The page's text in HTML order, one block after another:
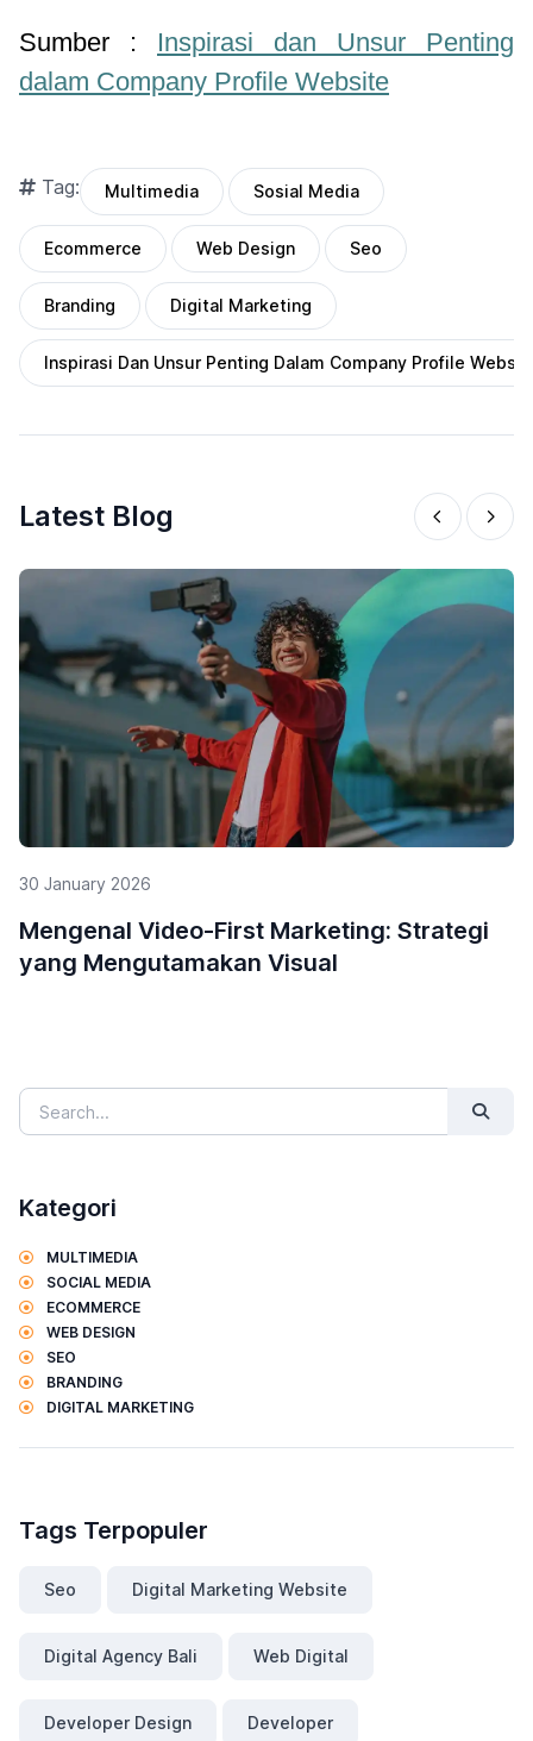
Sumber : Inspirasi dan Unsur Penting
dalam Company Profile Website
Tag: Multimedia Sosial Media
Ecommerce Web Design Seo
Branding Digital Marketing
Inspirasi Dan Unsur Penting Dalam Company Profile
Latest Blog
29 January 2026
Penting untuk UMKM
Kategori
MULTIMEDIA
SOCIAL MEDIA
ECOMMERCE
WEB DESIGN
SEO
BRANDING
DIGITAL MARKETING
Tags Terpopuler
Seo Digital Marketing Website
Digital Agency Bali Web Digital
Developer Design Developer